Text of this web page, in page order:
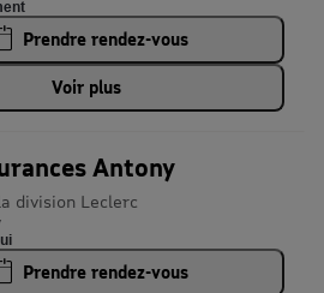
Prendre rendez-vous
Voir plus
Antony
division Leclerc
Prendre rendez-vous